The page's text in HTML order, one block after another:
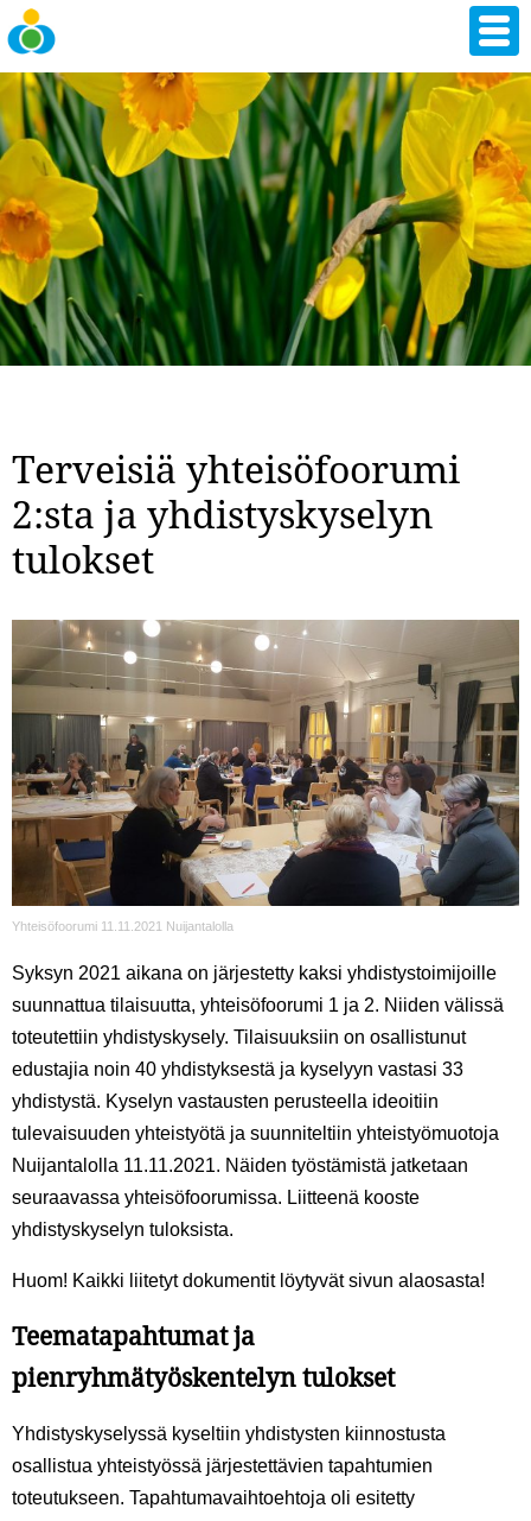
Hyppää
pääsisältöön
Terveisiä yhteisöfoorumi
2:sta ja yhdistyskyselyn
tulokset
Yhteisöfoorumi 11.11.2021 Nuijantalolla
Syksyn 2021 aikana on järjestetty kaksi yhdistystoimijoille
suunnattua tilaisuutta, yhteisöfoorumi 1 ja 2. Niiden välissä
toteutettiin yhdistyskysely. Tilaisuuksiin on osallistunut
edustajia noin 40 yhdistyksestä ja kyselyyn vastasi 33
yhdistystä. Kyselyn vastausten perusteella ideoitiin
tulevaisuuden yhteistyötä ja suunniteltiin yhteistyömuotoja
Nuijantalolla 11.11.2021. Näiden työstämistä jatketaan
seuraavassa yhteisöfoorumissa. Liitteenä kooste
yhdistyskyselyn tuloksista.
Huom! Kaikki liitetyt dokumentit löytyvät sivun alaosasta!
Teematapahtumat ja
pienryhmätyöskentelyn tulokset
Yhdistyskyselyssä kyseltiin yhdistysten kiinnostusta
osallistua yhteistyössä järjestettävien tapahtumien
toteutukseen. Tapahtumavaihtoehtoja oli esitetty